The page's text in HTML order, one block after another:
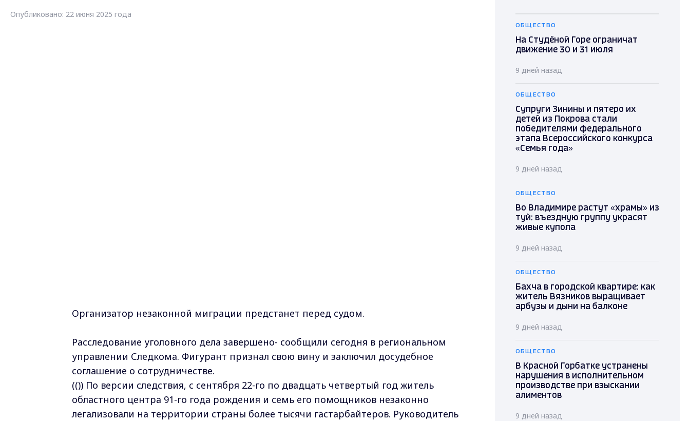
Опубликовано: 22 июня 2025 года
Организатор незаконной миграции предстанет перед судом.
Расследование уголовного дела завершено- сообщили сегодня в региональном
управлении Следкома. Фигурант признал свою вину и заключил досудебное
соглашение о сотрудничестве.
(()) По версии следствия, с сентября 22-го по двадцать четвертый год житель
областного центра 91-го года рождения и семь его помощников незаконно
легализовали на территории страны более тысячи гастарбайтеров. Руководитель
ОБЩЕСТВО
На Студёной Горе ограничат
движение 30 и 31 июля
9 дней назад
ОБЩЕСТВО
Супруги Зинины и пятеро их
детей из Покрова стали
победителями федерального
этапа Всероссийского конкурса
«Семья года»
9 дней назад
ОБЩЕСТВО
Во Владимире растут «храмы» из
туй: въездную группу украсят
живые купола
9 дней назад
ОБЩЕСТВО
Бахча в городской квартире: как
житель Вязников выращивает
арбузы и дыни на балконе
9 дней назад
ОБЩЕСТВО
В Красной Горбатке устранены
нарушения в исполнительном
производстве при взыскании
алиментов
9 дней назад